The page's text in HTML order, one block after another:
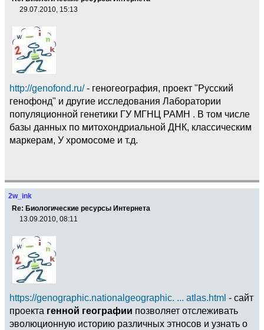
29.07.2010, 15:13
http://genofond.ru/- геногеография, проект "Русский
генофонд" и другие исследования Лаборатории
популяционной генетики ГУ МГНЦ РАМН . В том числе
базы данных по митохондриальной ДНК, классическим
маркерам, У хромосоме и т.д.
2w_ink
Re: Биологические ресурсы Интернета
13.09.2010, 08:11
https://genographic.nationalgeographic. ... atlas.html - сайт
проекта генной географии позволяет отслеживать
эволюционную историю различных этносов и узнать о